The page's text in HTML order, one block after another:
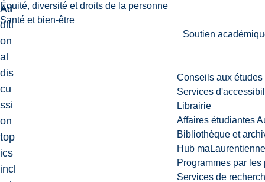
Équité, diversité et droits de la personne
Santé et bien-être
Soutien
Conseils aux études
Services
Librairie
Affaires étudiantes
Bibliothèque et
Hub maLaurentienne
Programmes par les
Services de
Ad
diti
on
al
dis
cu
ssi
on
top
ics
incl